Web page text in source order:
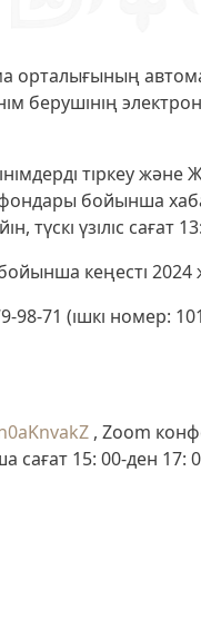
орталығының
берушінің
тіркеу және
бойынша
үзіліс сағат
кеңесті
98-71 (ішкі номер:
, Zoom
15: 00-ден 17: